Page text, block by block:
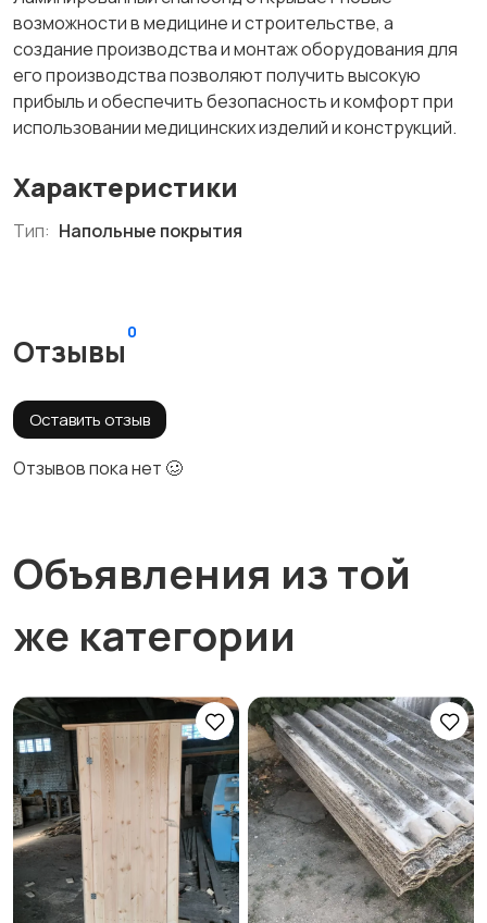
возможности в медицине и строительстве, а
создание производства и монтаж оборудования для
его производства позволяют получить высокую
прибыль и обеспечить безопасность и комфорт при
использовании медицинских изделий и конструкций.
Характеристики
Тип: Напольные покрытия
Отзывы
0
Оставить отзыв
Отзывов пока нет 🥴
Объявления из той
же категории